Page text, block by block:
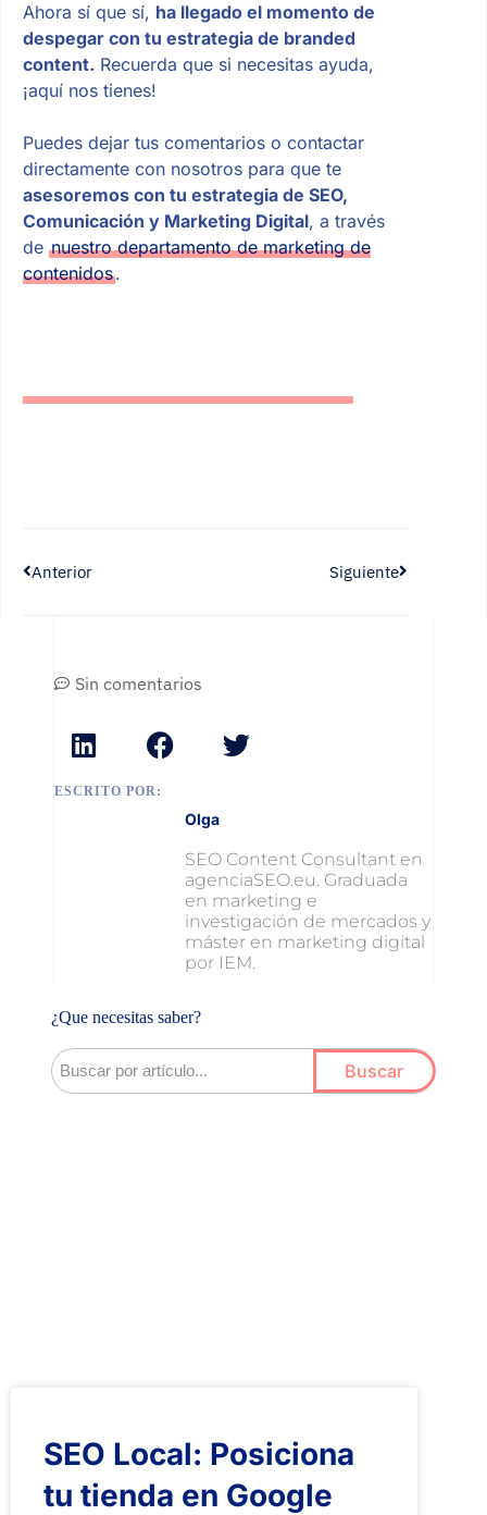
Ahora sí que sí, ha llegado el momento de
despegar con tu estrategia de branded
content. Recuerda que si necesitas ayuda,
¡aquí nos tienes!
Puedes dejar tus comentarios o contactar
directamente con nosotros para que te
asesoremos con tu estrategia de SEO,
Comunicación y Marketing Digital, a través
de nuestro departamento de marketing de
contenidos.
Anterior Siguiente
Sin comentarios
ESCRITO POR:
Olga
SEO Content Consultant en
agenciaSEO.eu. Graduada
en marketing e
investigación de mercados y
máster en marketing digital
por IEM.
¿Que necesitas saber?
Buscar
SEO Local: Posiciona
tu tienda en Google